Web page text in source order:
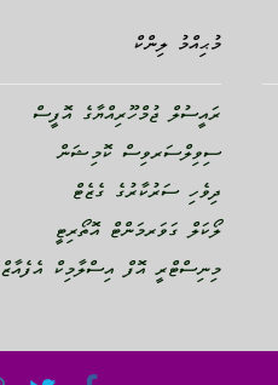
މުޙިއްމު ލިންކް
ރައީސުލް ޖުމްހޫރިއްޔާގެ އޮފީސް
ސިވިލްސަރވިސް ކޮމިޝަން
ދިވެހި ސަރުކާރުގެ ގެޒެޓް
ލޯކަލް ގަވަރމަންޓް އޮތޯރިޓީ
މިނިސްޓްރީ އޮފް އިސްލާމިކް އެފެއާޒް